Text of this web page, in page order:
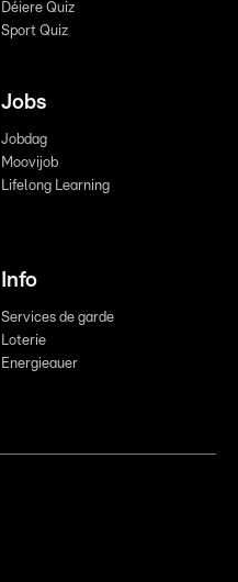
Déiere Quiz
Sport Quiz
Jobs
Jobdag
Moovijob
Lifelong Learning
Info
Services de garde
Loterie
Energieauer